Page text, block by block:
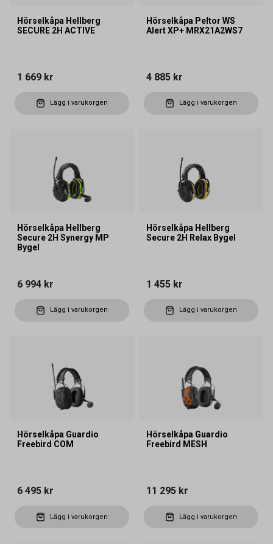
Hörselkåpa Hellberg
SECURE 2H ACTIVE
1 669 kr
Lägg i varukorgen
Hörselkåpa Peltor WS
Alert XP+ MRX21A2WS7
4 885 kr
Lägg i varukorgen
Hörselkåpa Hellberg
Secure 2H Synergy MP
Bygel
6 994 kr
Lägg i varukorgen
Hörselkåpa Hellberg
Secure 2H Relax Bygel
1 455 kr
Lägg i varukorgen
Hörselkåpa Guardio
Freebird COM
6 495 kr
Lägg i varukorgen
Hörselkåpa Guardio
Freebird MESH
11 295 kr
Lägg i varukorgen